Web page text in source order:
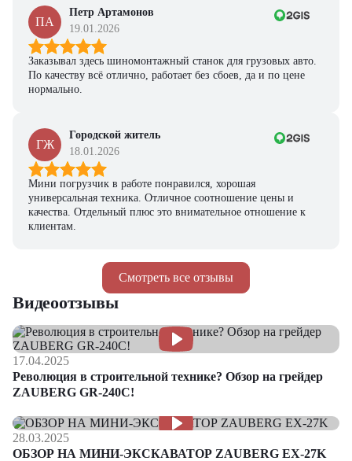
Смотреть все отзывы
ПА
Петр Артамонов
19.01.2026
Заказывал здесь шиномонтажный станок для грузовых авто.
По качеству всё отлично, работает без сбоев, да и по цене
нормально.
ГЖ
Городской житель
18.01.2026
Мини погрузчик в работе понравился, хорошая
универсальная техника. Отличное соотношение цены и
качества. Отдельный плюс это внимательное отношение к
клиентам.
Видеоотзывы
17.04.2025
Революция в строительной технике? Обзор на грейдер
ZAUBERG GR-240C!
28.03.2025
ОБЗОР НА МИНИ-ЭКСКАВАТОР ZAUBERG EX-27K